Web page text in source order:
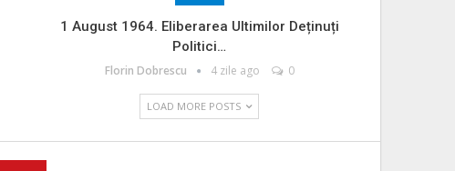
1 August 1964. Eliberarea Ultimilor Deținuți
Politici…
Florin Dobrescu 4 zile ago 0
LOAD MORE POSTS